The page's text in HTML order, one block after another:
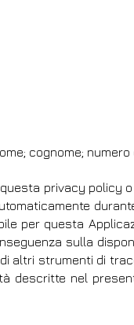
cognome;
privacy
per questa
sulla
altri strumenti di
nel